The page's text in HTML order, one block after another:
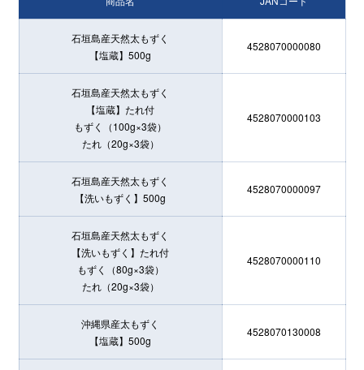
石垣島産天然太もずく
【塩蔵】500g
4528070000080
石垣島産天然太もずく
【塩蔵】たれ付
もずく（100g×3袋）
たれ（20g×3袋）
4528070000103
石垣島産天然太もずく
【洗いもずく】500g
4528070000097
石垣島産天然太もずく
【洗いもずく】たれ付
もずく（80g×3袋）
たれ（20g×3袋）
4528070000110
沖縄県産太もずく
【塩蔵】500g
4528070130008